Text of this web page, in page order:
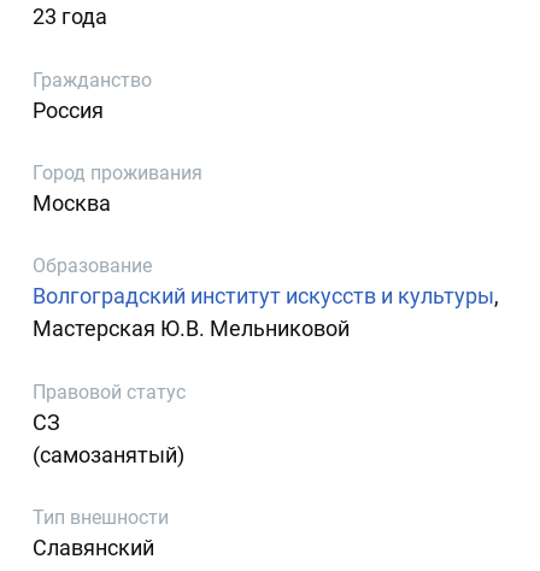
23 года
Гражданство
Россия
Город проживания
Москва
Образование
Волгоградский институт искусств и культуры,
Мастерская Ю.В. Мельниковой
Правовой статус
СЗ
(самозанятый)
Тип внешности
Славянский